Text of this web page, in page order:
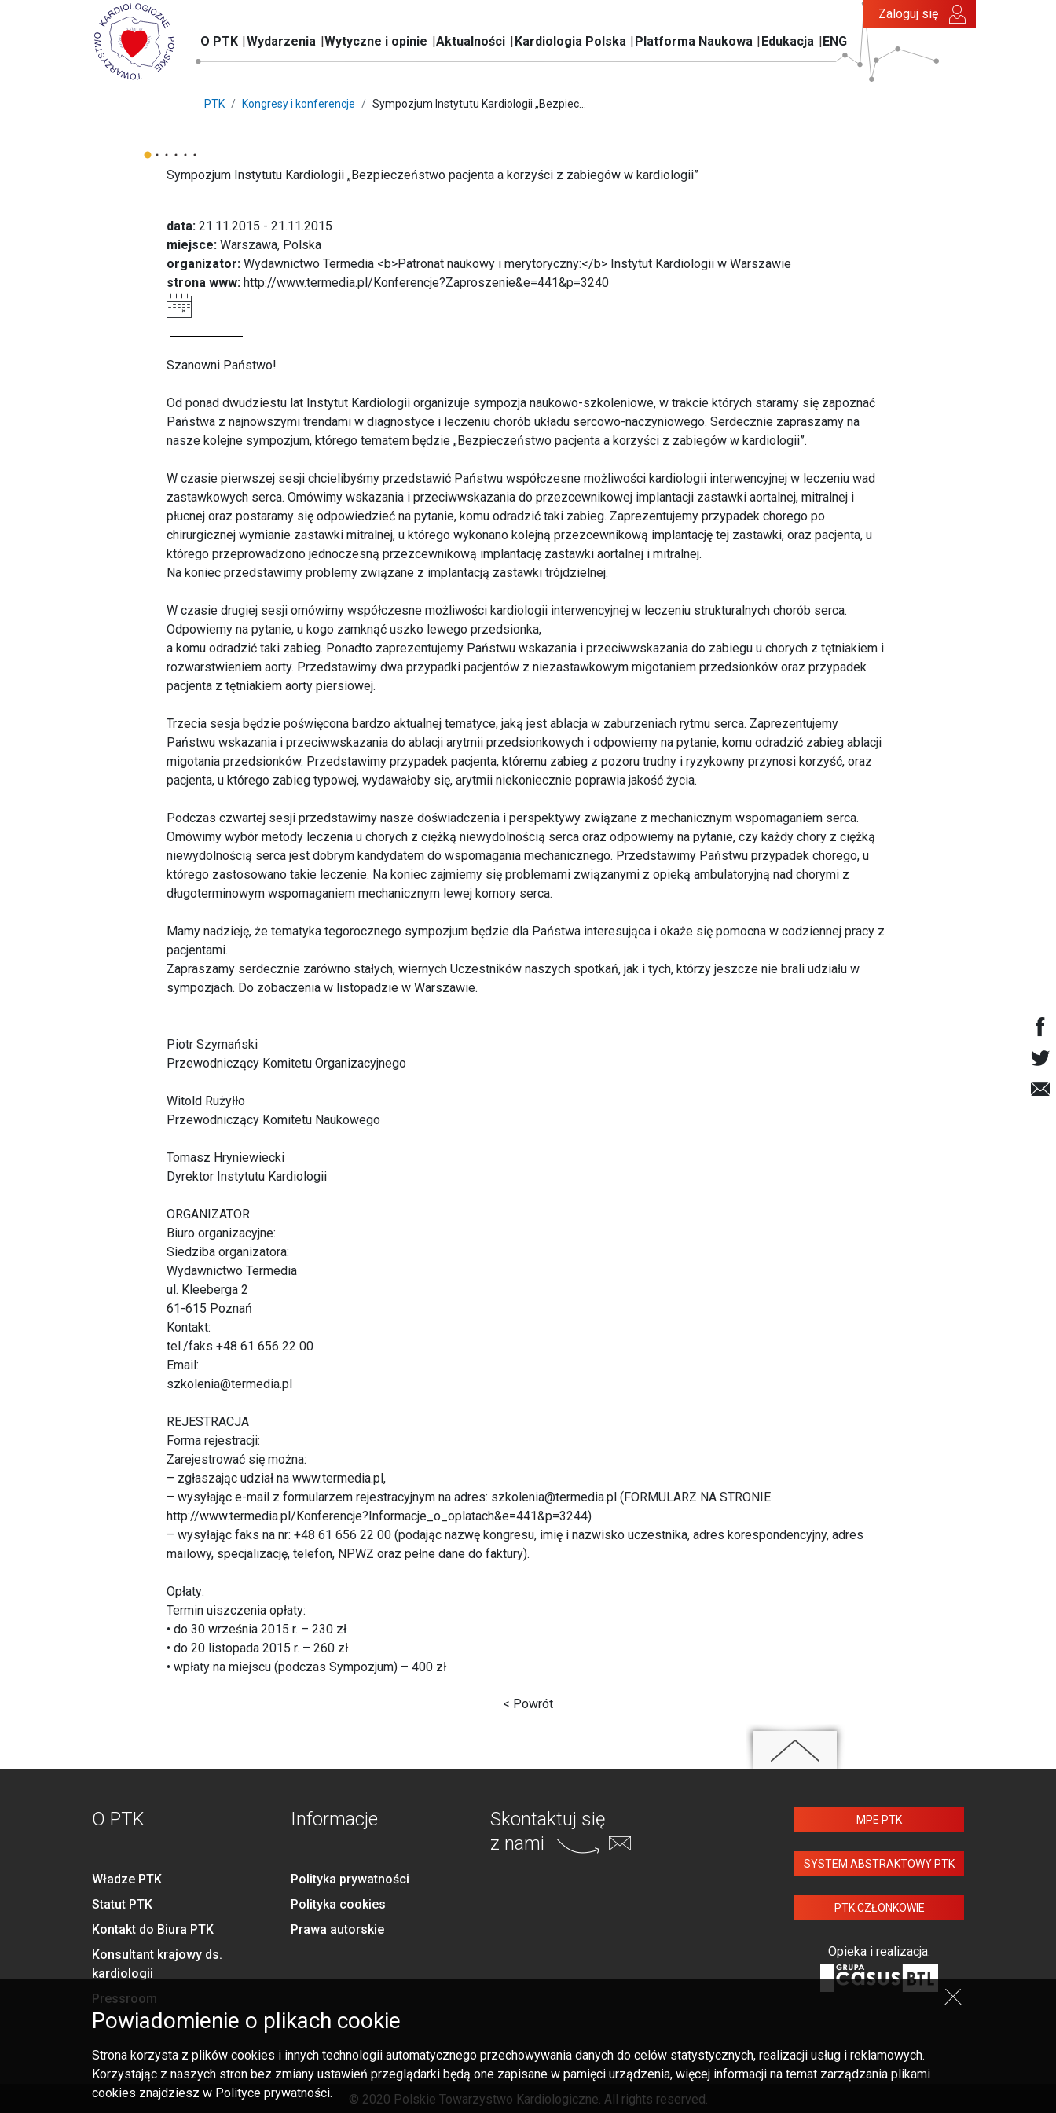
O PTK Wydarzenia Wytyczne i opinie Aktualności Kardiologia Polska Platforma Naukowa Edukacja ENG
Zaloguj się
PTK Kongresy i konferencje Sympozjum Instytutu Kardiologii „Bezpiec...
Sympozjum Instytutu Kardiologii „Bezpieczeństwo pacjenta a korzyści z zabiegów w kardiologii”
data: 21.11.2015 - 21.11.2015
miejsce: Warszawa, Polska
organizator: Wydawnictwo Termedia <b>Patronat naukowy i merytoryczny:</b> Instytut Kardiologii w Warszawie
strona www: http://www.termedia.pl/Konferencje?Zaproszenie&e=441&p=3240
Szanowni Państwo!
Od ponad dwudziestu lat Instytut Kardiologii organizuje sympozja naukowo-szkoleniowe, w trakcie których staramy się zapoznać
Państwa z najnowszymi trendami w diagnostyce i leczeniu chorób układu sercowo-naczyniowego. Serdecznie zapraszamy na
nasze kolejne sympozjum, którego tematem będzie „Bezpieczeństwo pacjenta a korzyści z zabiegów w kardiologii”.
W czasie pierwszej sesji chcielibyśmy przedstawić Państwu współczesne możliwości kardiologii interwencyjnej w leczeniu wad
zastawkowych serca. Omówimy wskazania i przeciwwskazania do przezcewnikowej implantacji zastawki aortalnej, mitralnej i
płucnej oraz postaramy się odpowiedzieć na pytanie, komu odradzić taki zabieg. Zaprezentujemy przypadek chorego po
chirurgicznej wymianie zastawki mitralnej, u którego wykonano kolejną przezcewnikową implantację tej zastawki, oraz pacjenta, u
którego przeprowadzono jednoczesną przezcewnikową implantację zastawki aortalnej i mitralnej.
Na koniec przedstawimy problemy związane z implantacją zastawki trójdzielnej.
W czasie drugiej sesji omówimy współczesne możliwości kardiologii interwencyjnej w leczeniu strukturalnych chorób serca.
Odpowiemy na pytanie, u kogo zamknąć uszko lewego przedsionka,
a komu odradzić taki zabieg. Ponadto zaprezentujemy Państwu wskazania i przeciwwskazania do zabiegu u chorych z tętniakiem i
rozwarstwieniem aorty. Przedstawimy dwa przypadki pacjentów z niezastawkowym migotaniem przedsionków oraz przypadek
pacjenta z tętniakiem aorty piersiowej.
Trzecia sesja będzie poświęcona bardzo aktualnej tematyce, jaką jest ablacja w zaburzeniach rytmu serca. Zaprezentujemy
Państwu wskazania i przeciwwskazania do ablacji arytmii przedsionkowych i odpowiemy na pytanie, komu odradzić zabieg ablacji
migotania przedsionków. Przedstawimy przypadek pacjenta, któremu zabieg z pozoru trudny i ryzykowny przynosi korzyść, oraz
pacjenta, u którego zabieg typowej, wydawałoby się, arytmii niekoniecznie poprawia jakość życia.
Podczas czwartej sesji przedstawimy nasze doświadczenia i perspektywy związane z mechanicznym wspomaganiem serca.
Omówimy wybór metody leczenia u chorych z ciężką niewydolnością serca oraz odpowiemy na pytanie, czy każdy chory z ciężką
niewydolnością serca jest dobrym kandydatem do wspomagania mechanicznego. Przedstawimy Państwu przypadek chorego, u
którego zastosowano takie leczenie. Na koniec zajmiemy się problemami związanymi z opieką ambulatoryjną nad chorymi z
długoterminowym wspomaganiem mechanicznym lewej komory serca.
Mamy nadzieję, że tematyka tegorocznego sympozjum będzie dla Państwa interesująca i okaże się pomocna w codziennej pracy z
pacjentami.
Zapraszamy serdecznie zarówno stałych, wiernych Uczestników naszych spotkań, jak i tych, którzy jeszcze nie brali udziału w
sympozjach. Do zobaczenia w listopadzie w Warszawie.
Piotr Szymański
Przewodniczący Komitetu Organizacyjnego
Witold Rużyłło
Przewodniczący Komitetu Naukowego
Tomasz Hryniewiecki
Dyrektor Instytutu Kardiologii
ORGANIZATOR
Biuro organizacyjne:
Siedziba organizatora:
Wydawnictwo Termedia
ul. Kleeberga 2
61-615 Poznań
Kontakt:
tel./faks +48 61 656 22 00
Email:
szkolenia@termedia.pl
REJESTRACJA
Forma rejestracji:
Zarejestrować się można:
– zgłaszając udział na www.termedia.pl,
– wysyłając e-mail z formularzem rejestracyjnym na adres: szkolenia@termedia.pl (FORMULARZ NA STRONIE
http://www.termedia.pl/Konferencje?Informacje_o_oplatach&e=441&p=3244)
– wysyłając faks na nr: +48 61 656 22 00 (podając nazwę kongresu, imię i nazwisko uczestnika, adres korespondencyjny, adres
mailowy, specjalizację, telefon, NPWZ oraz pełne dane do faktury).
Opłaty:
Termin uiszczenia opłaty:
• do 30 września 2015 r. – 230 zł
• do 20 listopada 2015 r. – 260 zł
• wpłaty na miejscu (podczas Sympozjum) – 400 zł
< Powrót
O PTK
Władze PTK
Statut PTK
Kontakt do Biura PTK
Konsultant krajowy ds.
kardiologii
Pressroom
Informacje
Polityka prywatności
Polityka cookies
Prawa autorskie
Skontaktuj się
z nami
MPE PTK
SYSTEM ABSTRAKTOWY PTK
PTK CZŁONKOWIE
Opieka i realizacja:
© 2020 Polskie Towarzystwo Kardiologiczne. All rights reserved.
Powiadomienie o plikach cookie
Strona korzysta z plików cookies i innych technologii automatycznego przechowywania danych do celów statystycznych, realizacji usług i reklamowych.
Korzystając z naszych stron bez zmiany ustawień przeglądarki będą one zapisane w pamięci urządzenia, więcej informacji na temat zarządzania plikami
cookies znajdziesz w Polityce prywatności.